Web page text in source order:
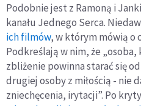
Podobnie jest z Ramoną i
kanału Jednego Serca.
ich filmów, w którym mówią o
Podkreślają w nim, że
zbliżenie powinna starać się
drugiej osoby z miłością - nie
zniechęcenia, irytacji”. Po